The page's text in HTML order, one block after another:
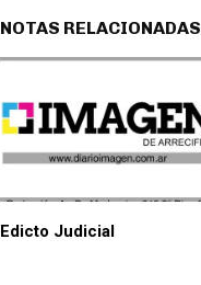
NOTAS RELACIONADAS
Edicto Judicial